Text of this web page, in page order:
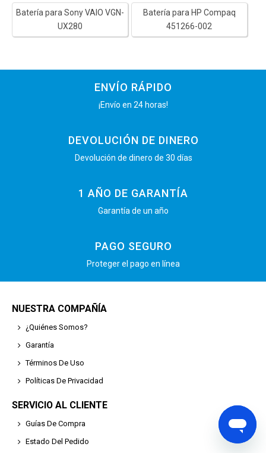
Batería para Sony VAIO VGN-
UX280
Batería para HP Compaq
451266-002
ENVÍO RÁPIDO
¡Envío en 24 horas!
DEVOLUCIÓN DE DINERO
Devolución de dinero de 30 días
1 AÑO DE GARANTÍA
Garantía de un año
PAGO SEGURO
Proteger el pago en línea
NUESTRA COMPAÑÍA
¿Quiénes Somos?
Garantía
Términos De Uso
Políticas De Privacidad
SERVICIO AL CLIENTE
Guías De Compra
Estado Del Pedido